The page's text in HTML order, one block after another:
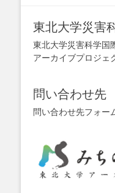
東北大学災害
東北大学災害科学国
アーカイブプロジェ
問い合わせ先
問い合わせ先フォー